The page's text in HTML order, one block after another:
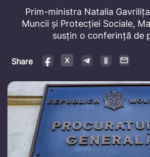
Prim-ministra Natalia
Muncii și Protecției Sociale,
susțin o conferință de
Share